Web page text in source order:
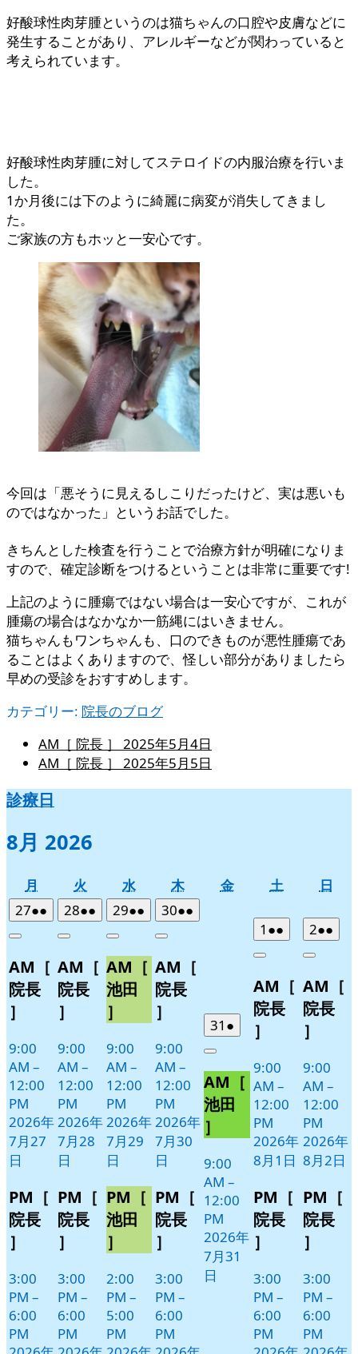
好酸球性肉芽腫というのは猫ちゃんの口腔や皮膚などに
発生することがあり、アレルギーなどが関わっていると
考えられています。
好酸球性肉芽腫に対してステロイドの内服治療を行いま
した。
1か月後には下のように綺麗に病変が消失してきまし
た。
ご家族の方もホッと一安心です。
今回は「悪そうに見えるしこりだったけど、実は悪いも
のではなかった」というお話でした。
きちんとした検査を行うことで治療方針が明確になりま
すので、確定診断をつけるということは非常に重要です!
上記のように腫瘍ではない場合は一安心ですが、これが
腫瘍の場合はなかなか一筋縄にはいきません。
猫ちゃんもワンちゃんも、口のできものが悪性腫瘍であ
ることはよくありますので、怪しい部分がありましたら
早めの受診をおすすめします。
カテゴリー: 院長のブログ
AM［ 院長 ］ 2025年5月4日
AM［ 院長 ］ 2025年5月5日
診療日
8月 2026
月
曜
日
火
曜
日
水水
曜
日
木木
曜
日
金金
土土
日
日
日
272026
年
月
27
日
●●
件
イ
ベ
ト)
Close
AM［
院長
］
9:00
AM –
12:00
PM
2026年
7月27
日
PM［
院長
］
3:00
PM –
6:00
PM
282026
年
月
28
日
●●
件
イ
ベ
ト)
Close
AM［
院長
］
9:00
AM –
12:00
PM
2026年
7月28
日
PM［
院長
］
3:00
PM –
6:00
PM
292026
年
月
29
日
●●
件
イ
ベ
ト)
Close
AM［
池田
］
9:00
AM –
12:00
PM
2026年
7月29
日
PM［
池田
］
2:00
PM –
5:00
PM
302026
年
月
30
日
●●
件
イ
Close
AM［
院長
］
9:00
AM –
12:00
PM
2026年
7月30
日
PM［
院長
］
3:00
PM –
6:00
PM
31 2026
年
月
31
日
●
件
イ
ベ
ト)
Close
AM［
池田
］
9:00
AM –
12:00
PM
2026年
7月31
日
1 2026
年
月
1
日
●●
件
イ
ベ
Close
AM［
院長
］
9:00
AM –
12:00
PM
2026年
8月1日
PM［
院長
］
3:00
PM –
6:00
PM
22026
年
月
2
日
●●
件
イ
ベ
Close
AM［
院長
］
9:00
AM –
12:00
PM
2026年
8月2日
PM［
院長
］
3:00
PM –
6:00
PM